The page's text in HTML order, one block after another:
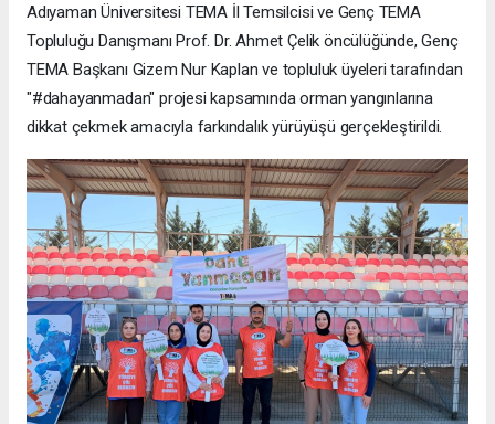
Adıyaman Üniversitesi TEMA İl Temsilcisi ve Genç TEMA
Topluluğu Danışmanı Prof. Dr. Ahmet Çelik öncülüğünde, Genç
TEMA Başkanı Gizem Nur Kaplan ve topluluk üyeleri tarafından
"#dahayanmadan" projesi kapsamında orman yangınlarına
dikkat çekmek amacıyla farkındalık yürüyüşü gerçekleştirildi.